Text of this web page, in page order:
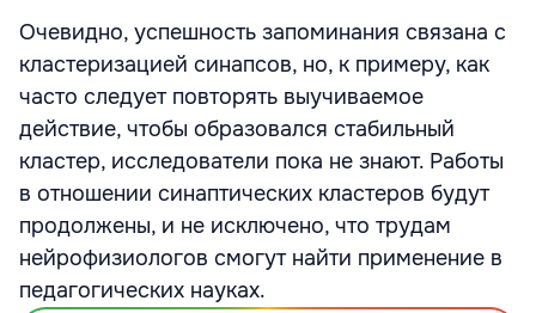
Очевидно, успешность запоминания связана с
кластеризацией синапсов, но, к примеру, как
часто следует повторять выучиваемое
действие, чтобы образовался стабильный
кластер, исследователи пока не знают. Работы
в отношении синаптических кластеров будут
продолжены, и не исключено, что трудам
нейрофизиологов смогут найти применение в
педагогических науках.